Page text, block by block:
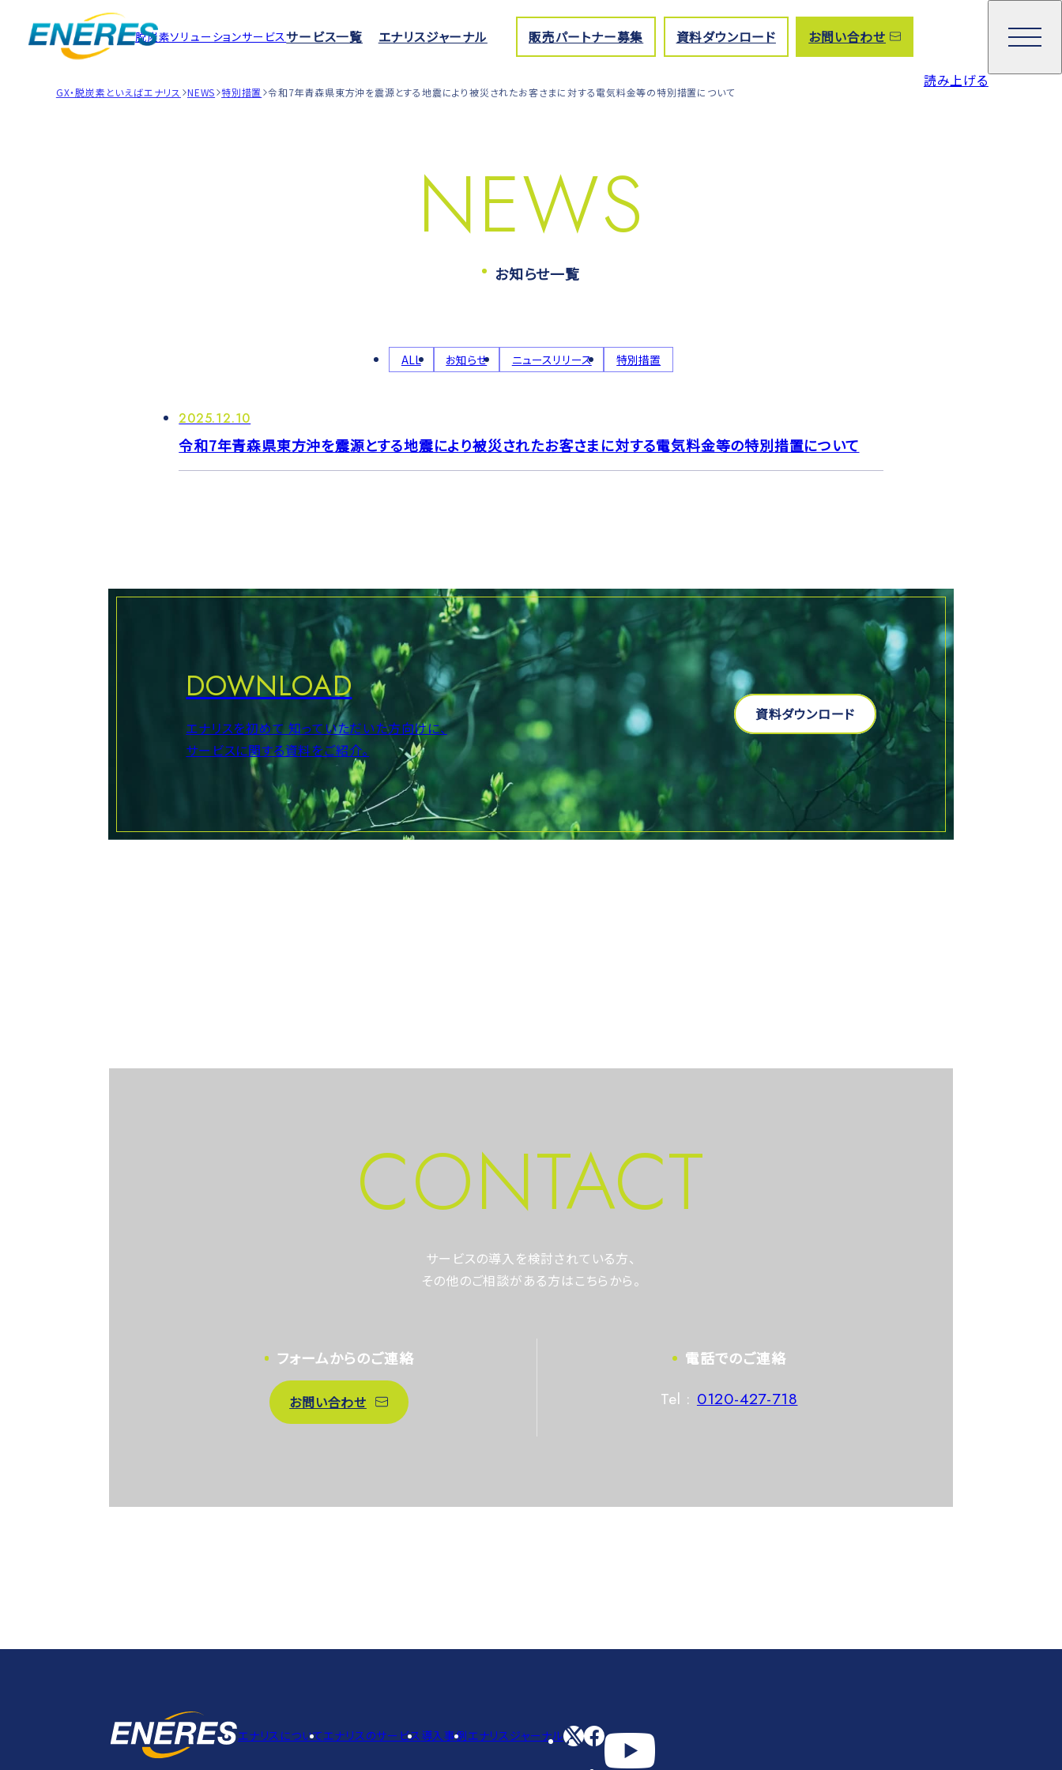
読み上げる
脱炭素ソリューションサービスサービス一覧 エナリスジャーナル 販売パートナー募集 資料ダウンロード お問い合わせ
GX・脱炭素といえばエナリス NEWS 特別措置 令和7年青森県東方沖を震源とする地震により被災されたお客さまに対する電気料金等の特別措置について
NEWS
お知らせ一覧
ALL お知らせ ニュースリリース 特別措置
2025.12.10
令和7年青森県東方沖を震源とする地震により被災されたお客さまに対する電気料金等の特別措置について
DOWNLOAD
エナリスを初めて 知っていただいた方向けに、
サービスに関する資料をご紹介。
資料ダウンロード
CONTACT
サービスの導入を検討されている方、
その他のご相談がある方はこちらから。
フォームからのご連絡
お問い合わせ
電話でのご連絡
Tel : 0120-427-718
エナリスについてエナリスのサービス導入事例エナリスジャーナル